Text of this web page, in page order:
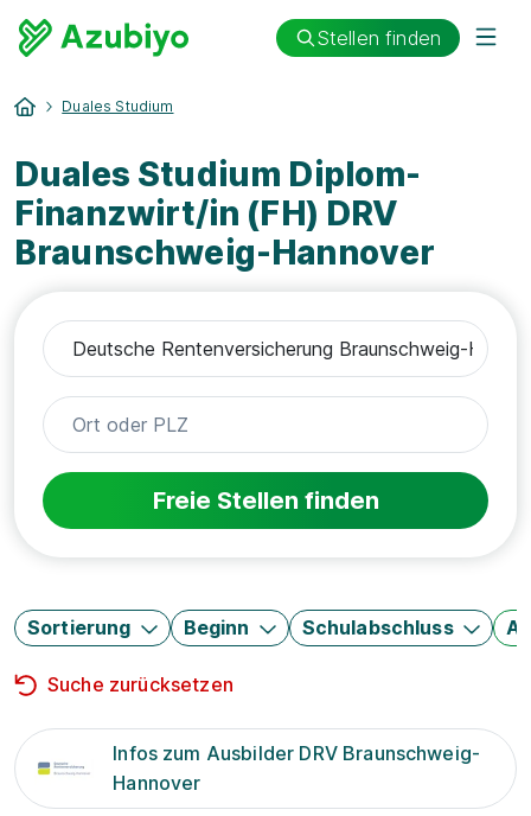
Stellen finden
Duales Studium
Duales Studium Diplom-
Finanzwirt/in (FH) DRV
Braunschweig-Hannover
Freie Stellen finden
Sortierung Beginn Schulabschluss
Suche zurücksetzen
Infos zum Ausbilder DRV Braunschweig-
Hannover